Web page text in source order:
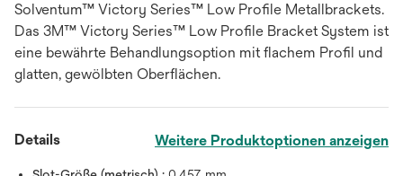
Solventum™ Victory Series™ Low Profile Metallbrackets.
Das 3M™ Victory Series™ Low Profile Bracket System ist
eine bewährte Behandlungsoption mit flachem Profil und
glatten, gewölbten Oberflächen.
Details Weitere Produktoptionen anzeigen